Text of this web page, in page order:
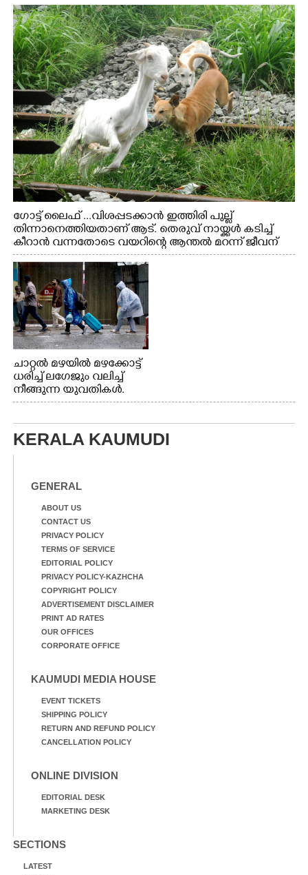
ഗോട്ട് ലൈഫ് ...വിശപ്പടക്കാൻ ഇത്തിരി പുല്ല്
തിന്നാനെത്തിയതാണ് ആട്. തെരുവ് നായ്ക്കൾ കടിച്ച്
കീറാൻ വന്നതോടെ വയറിന്റെ ആന്തൽ മറന്ന് ജീവന്
വേണ്ടിയായി ഓട്ടം. എറണാകുളം വാത്തുരുത്തിയിൽ
നിന്നുള്ള കാഴ്ച
ചാറ്റൽ മഴയിൽ മഴക്കോട്ട്
ധരിച്ച് ലഗേജും വലിച്ച്
നീങ്ങുന്ന യുവതികൾ.
എറണാകുളം മേനകയിൽ
KERALA KAUMUDI
GENERAL
ABOUT US
CONTACT US
PRIVACY POLICY
TERMS OF SERVICE
EDITORIAL POLICY
PRIVACY POLICY-KAZHCHA
COPYRIGHT POLICY
ADVERTISEMENT DISCLAIMER
PRINT AD RATES
OUR OFFICES
CORPORATE OFFICE
KAUMUDI MEDIA HOUSE
EVENT TICKETS
SHIPPING POLICY
RETURN AND REFUND POLICY
CANCELLATION POLICY
ONLINE DIVISION
EDITORIAL DESK
MARKETING DESK
SECTIONS
LATEST